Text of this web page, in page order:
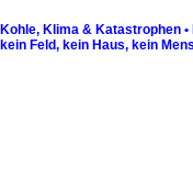
Kohle, Klima & Katastrophen
kein Feld, kein Haus, kein